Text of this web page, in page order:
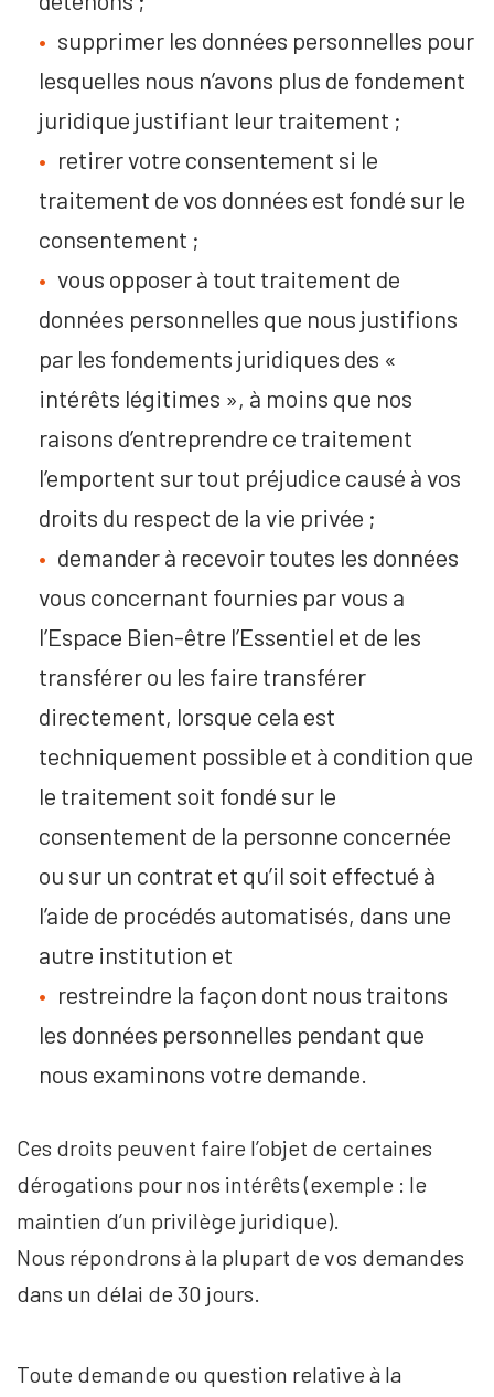
supprimer les données personnelles pour
lesquelles nous n’avons plus de fondement
juridique justifiant leur traitement ;
retirer votre consentement si le
traitement de vos données est fondé sur le
consentement ;
vous opposer à tout traitement de
données personnelles que nous justifions
par les fondements juridiques des «
intérêts légitimes », à moins que nos
raisons d’entreprendre ce traitement
l’emportent sur tout préjudice causé à vos
droits du respect de la vie privée ;
demander à recevoir toutes les données
vous concernant fournies par vous a
l’Espace Bien-être l’Essentiel et de les
transférer ou les faire transférer
directement, lorsque cela est
techniquement possible et à condition que
le traitement soit fondé sur le
consentement de la personne concernée
ou sur un contrat et qu’il soit effectué à
l’aide de procédés automatisés, dans une
autre institution et
restreindre la façon dont nous traitons
les données personnelles pendant que
nous examinons votre demande.
Ces droits peuvent faire l’objet de certaines
dérogations pour nos intérêts (exemple : le
maintien d’un privilège juridique).
Nous répondrons à la plupart de vos demandes
dans un délai de 30 jours.
Toute demande ou question relative à la